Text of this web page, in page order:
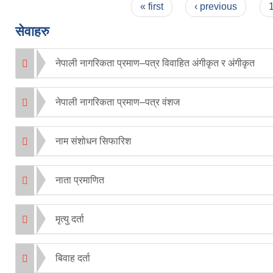
« first ‹ previous 1
सेवाहरु
नेपाली नागरिकता प्रमाण–पत्र विवाहित अंगीकृत र अंगीकृत
नेपाली नागरिकता प्रमाण–पत्र वंशज
नाम संशोधन सिफारिश
नाता प्रमाणित
मृत्यु दर्ता
बिवाह दर्ता